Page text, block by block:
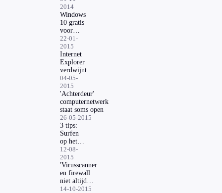
2014
Windows
10 gratis
voor
bestaande
klanten
22-01-
2015
Internet
Explorer
verdwijnt
04-05-
2015
'Achterdeur'
computernetwerk
staat soms open
26-05-2015
3 tips:
Surfen
op het
web met
Microsoft
Edge
12-08-
2015
'Virusscanner
en firewall
niet altijd
genoeg'
14-10-2015